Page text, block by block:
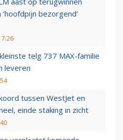
bezorgend’
7:26
telg 737 MAX-familie
leveren
tussen WestJet en
einde staking in zicht